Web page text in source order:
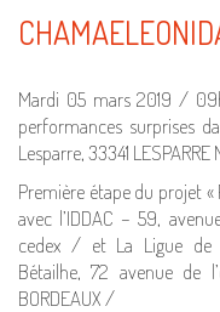
Mardi 05 mars 2019 /
performances surprises
Lesparre, 33341 LESPARRE
Première étape du projet
avec l’IDDAC – 59,
cedex / et La Ligue de
Bétailhe, 72 avenue de
BORDEAUX /